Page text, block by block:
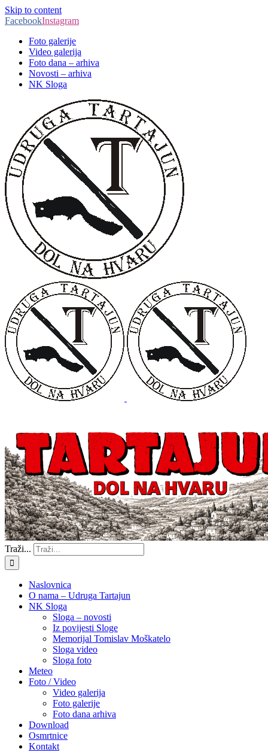
Skip to content
FacebookInstagram
Foto galerije
Video galerija
Foto dana – arhiva
Novosti – arhiva
NK Sloga
Traži...
Naslovnica
O nama – Udruga Tartajun
NK Sloga
Sloga – novosti
Iz povijesti Sloge
Memorijal Tomislav Moškatelo
Sloga video
Sloga foto
Meteo
Foto / Video
Video galerija
Foto galerije
Foto dana arhiva
Download
Osmrtnice
Kontakt